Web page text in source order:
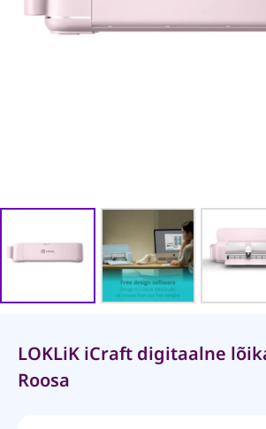
LOKLiK iCraft digitaalne
Roosa